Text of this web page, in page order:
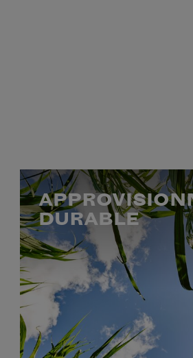
DURABLE